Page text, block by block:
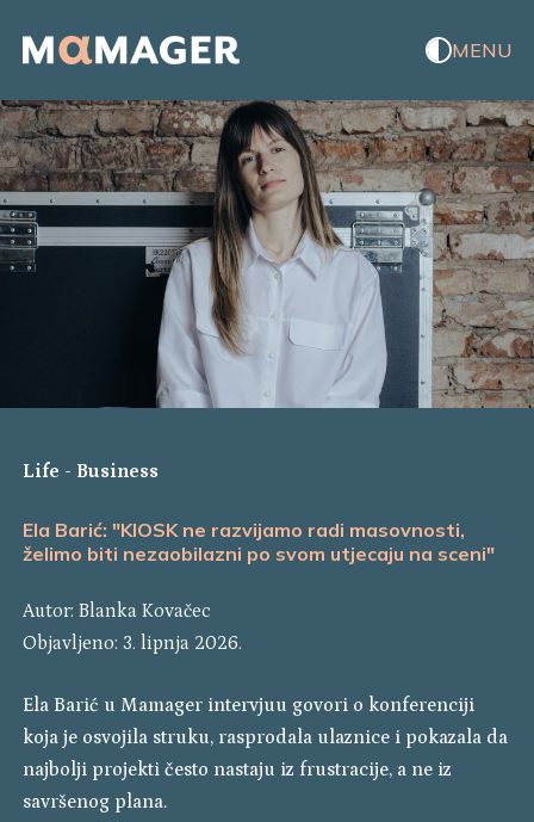
MENU
Life - Business
Ela Barić: "KIOSK ne razvijamo radi masovnosti,
želimo biti nezaobilazni po svom utjecaju na sceni"
Autor:Blanka Kovačec
Objavljeno: 3. lipnja 2026.
Ela Barić u Mamager intervjuu govori o konferenciji
koja je osvojila struku, rasprodala ulaznice i pokazala da
najbolji projekti često nastaju iz frustracije, a ne iz
savršenog plana.